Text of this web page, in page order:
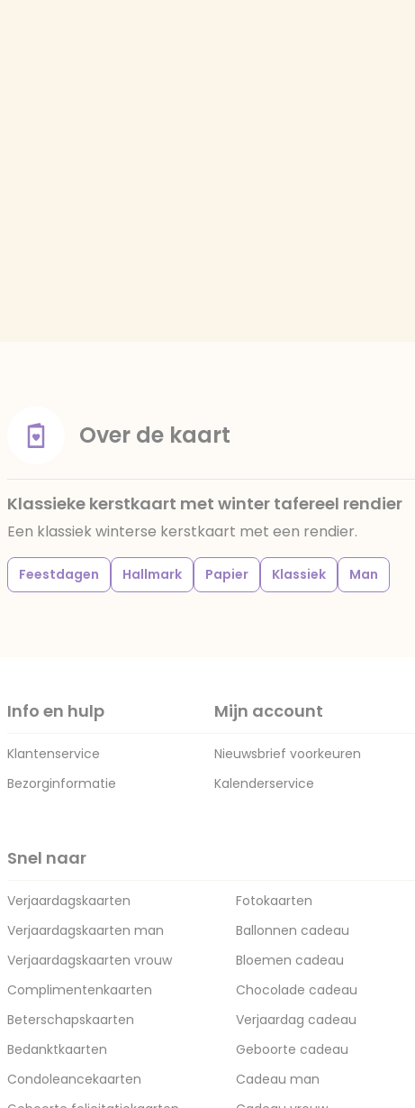
Over de kaart
Klassieke kerstkaart met winter tafereel rendier
Een klassiek winterse kerstkaart met een rendier.
Feestdagen Hallmark Papier Klassiek Man
Info en hulp
Klantenservice
Bezorginformatie
Mijn account
Nieuwsbrief voorkeuren
Kalenderservice
Snel naar
Verjaardagskaarten
Verjaardagskaarten man
Verjaardagskaarten vrouw
Complimentenkaarten
Beterschapskaarten
Bedanktkaarten
Condoleancekaarten
Fotokaarten
Ballonnen cadeau
Bloemen cadeau
Chocolade cadeau
Verjaardag cadeau
Geboorte cadeau
Cadeau man